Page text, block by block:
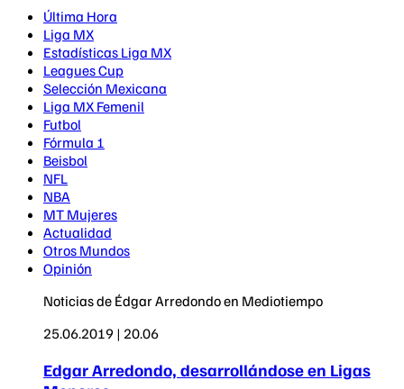
Última Hora
Liga MX
Estadísticas Liga MX
Leagues Cup
Selección Mexicana
Liga MX Femenil
Futbol
Fórmula 1
Beisbol
NFL
NBA
MT Mujeres
Actualidad
Otros Mundos
Opinión
Noticias de Édgar Arredondo en Mediotiempo
25.06.2019 | 20.06
Edgar Arredondo, desarrollándose en Ligas